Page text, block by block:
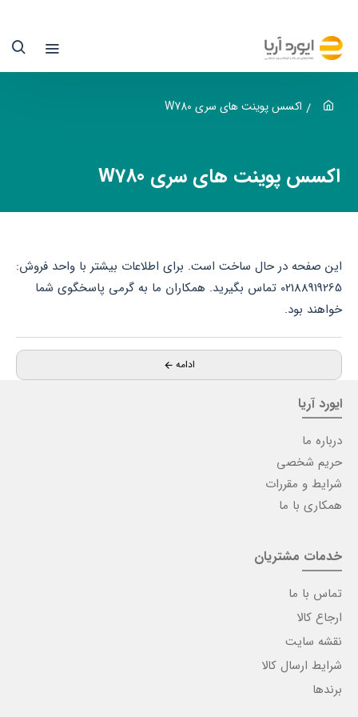
پوینت
های
سری
اسکالانس
زیمنس
ایوردآریا
نماینده
زیمنس
در
ایران
اکسس پوینت های سری W780
اکسس پوینت های سری W780
این صفحه در حال ساخت است. برای اطلاعات بیشتر با واحد فروش:
02188919265 تماس بگیرید. همکاران ما به گرمی پاسخگوی شما
خواهند بود.
ادامه
ایورد آریا
درباره ما
حریم شخصی
شرایط و مقررات
همکاری با ما
خدمات مشتریان
تماس با ما
ارجاع کالا
نقشه سایت
شرایط ارسال کالا
برندها